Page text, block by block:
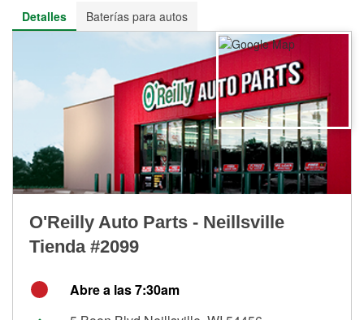
Detalles
Baterías para autos
O'Reilly Auto Parts - Neillsville
Tienda #2099
Abre a las 7:30am